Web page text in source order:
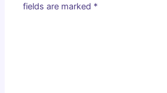
fields are marked *